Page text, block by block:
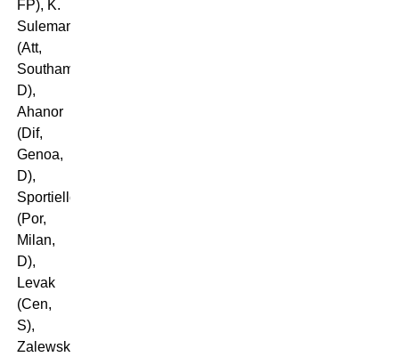
FP), K.
Sulemana
(Att,
Southampton,
D),
Ahanor
(Dif,
Genoa,
D),
Sportiello
(Por,
Milan,
D),
Levak
(Cen,
S),
Zalewski